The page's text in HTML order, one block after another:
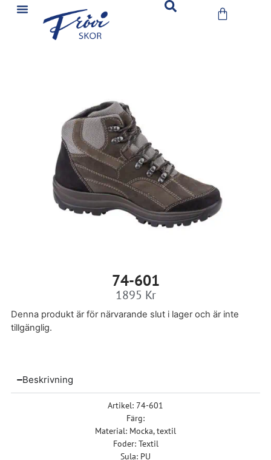
74-601
1895 Kr
Denna produkt är för närvarande slut i lager och är inte
tillgänglig.
Beskrivning
Artikel: 74-601
Färg:
Material: Mocka, textil
Foder: Textil
Sula: PU